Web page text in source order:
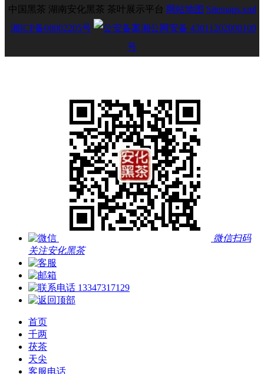
中国黑茶 湖南安化黑茶 茶叶展示平台 网站地图 Sitemaps.xml
湘ICP备08002205号
湘公网安备 43011202000109
号
微信扫码
关注安化黑茶
13347317129
首页
千两
茯茶
天尖
客服电话